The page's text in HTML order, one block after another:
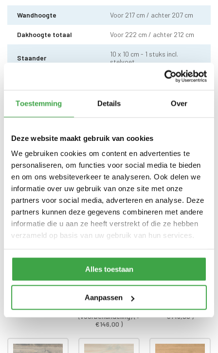
Toestemming Details Over
Deze website maakt gebruik van cookies
We gebruiken cookies om content en advertenties te
personaliseren, om functies voor social media te bieden
en om ons websiteverkeer te analyseren. Ook delen we
informatie over uw gebruik van onze site met onze
partners voor social media, adverteren en analyse. Deze
partners kunnen deze gegevens combineren met andere
informatie die u aan ze heeft verstrekt of die ze hebben
verzameld op basis van uw gebruik van hun services.
Alles toestaan
Aanpassen
Wandhoogte Voor 217 cm / achter 207 cm
Dakhoogte totaal Voor 222 cm / achter 212 cm
Staander
10 x 10 cm - 1 stuks incl.
stelvoet
Dakhout 18 mm dakhout
Bevestigingsmaterialen
zijn inbegrepen
Transport
Gratis thuisbezorgd - In
Nederland
Dompel-impregnatie wanden
Onbehandeld
Kleurloos
(voorbehandeling) (+
€146,00 )
Black wash (+
€146,00 )